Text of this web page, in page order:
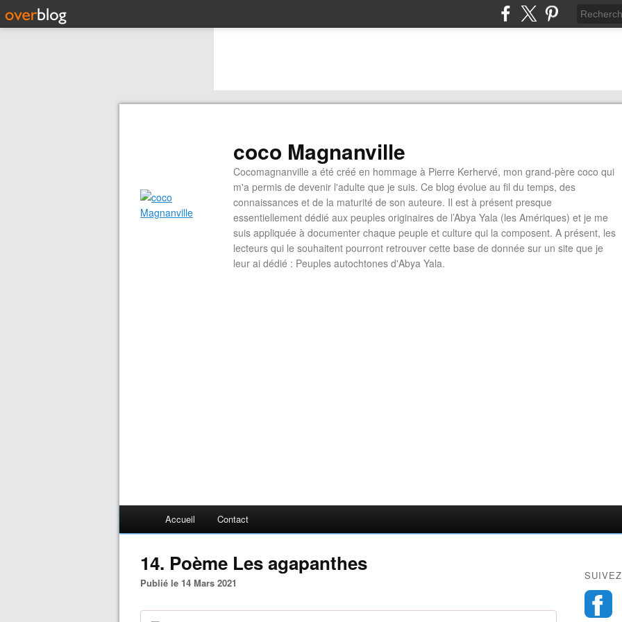
coco Magnanville
Cocomagnanville a été créé en hommage à Pierre Kerhervé, mon grand-père coco qui
m'a permis de devenir l'adulte que je suis. Ce blog évolue au fil du temps, des
connaissances et de la maturité de son auteure. Il est à présent presque
essentiellement dédié aux peuples originaires de l’Abya Yala (les Amériques) et je me
suis appliquée à documenter chaque peuple et culture qui la composent. A présent, les
lecteurs qui le souhaitent pourront retrouver cette base de donnée sur un site que je
leur ai dédié : Peuples autochtones d'Abya Yala.
Accueil Contact
14. Poème Les agapanthes
Publié le 14 Mars 2021